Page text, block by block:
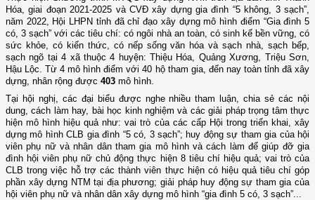
Hóa, giai đoạn 2021-2025 và CVĐ xây dựng gia đình “5 không, 3 sạch”,
năm 2022, Hội LHPN tỉnh đã chỉ đạo xây dựng mô hình điểm “Gia đình 5
có, 3 sạch” với các tiêu chí: có ngôi nhà an toàn, có sinh kế bền vững, có
sức khỏe, có kiến thức, có nếp sống văn hóa và sạch nhà, sạch bếp,
sạch ngõ tại 4 xã thuộc 4 huyện: Thiệu Hóa, Quảng Xương, Triệu Sơn,
Hậu Lộc. Từ 4 mô hình điểm với 40 hộ tham gia, đến nay toàn tỉnh đã xây
dựng, nhân rộng được 403 mô hình.
Tại hội nghị, các đại biểu được nghe nhiều tham luận, chia sẻ các nội
dung, cách làm hay, bài học kinh nghiệm và các giải pháp trọng tâm thực
hiện mô hình hiệu quả như: vai trò của các cấp Hội trong triển khai, xây
dựng mô hình CLB gia đình “5 có, 3 sạch”; huy động sự tham gia của hội
viên phụ nữ và nhân dân tham gia mô hình và cách làm để giúp đỡ gia
đình hội viên phụ nữ chủ động thực hiện 8 tiêu chí hiệu quả; vai trò của
CLB trong việc hỗ trợ các thành viên thực hiện có hiệu quả tiêu chí góp
phần xây dựng NTM tại địa phương; giải pháp huy động sự tham gia của
hội viên phụ nữ và nhân dân xây dựng mô hình “gia đình 5 có, 3 sạch”...